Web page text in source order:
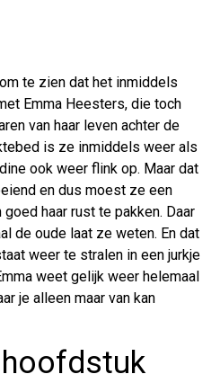
te zien dat het inmiddels
Emma Heesters, die toch
van haar leven achter de
is ze inmiddels weer als
ook weer flink op. Maar dat
en dus moest ze een
haar rust te pakken. Daar
de oude laat ze weten. En dat
weer te stralen in een jurkje
weet gelijk weer helemaal
je alleen maar van kan